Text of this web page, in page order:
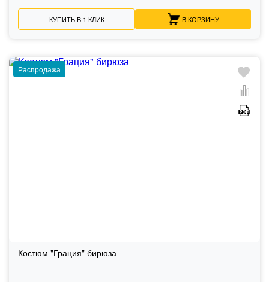
КУПИТЬ В 1 КЛИК В КОРЗИНУ
Распродажа
Костюм "Грация" бирюза